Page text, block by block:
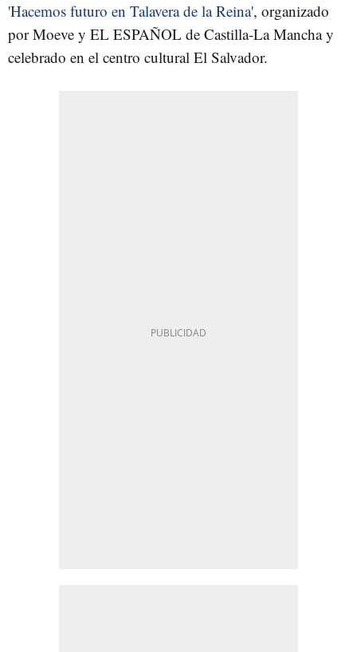
'Hacemos futuro en Talavera de la Reina', organizado
por Moeve y EL ESPAÑOL de Castilla-La Mancha y
celebrado en el centro cultural El Salvador.